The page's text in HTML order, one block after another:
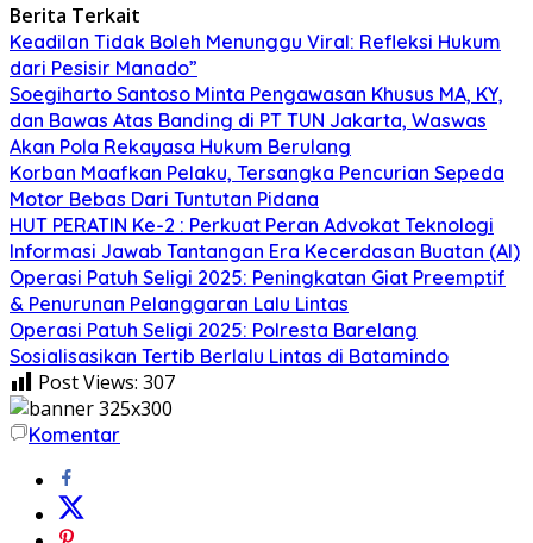
Berita Terkait
Keadilan Tidak Boleh Menunggu Viral: Refleksi Hukum
dari Pesisir Manado”
Soegiharto Santoso Minta Pengawasan Khusus MA, KY,
dan Bawas Atas Banding di PT TUN Jakarta, Waswas
Akan Pola Rekayasa Hukum Berulang
Korban Maafkan Pelaku, Tersangka Pencurian Sepeda
Motor Bebas Dari Tuntutan Pidana
HUT PERATIN Ke-2 : Perkuat Peran Advokat Teknologi
Informasi Jawab Tantangan Era Kecerdasan Buatan (AI)
Operasi Patuh Seligi 2025: Peningkatan Giat Preemptif
& Penurunan Pelanggaran Lalu Lintas
Operasi Patuh Seligi 2025: Polresta Barelang
Sosialisasikan Tertib Berlalu Lintas di Batamindo
Post Views: 307
Komentar